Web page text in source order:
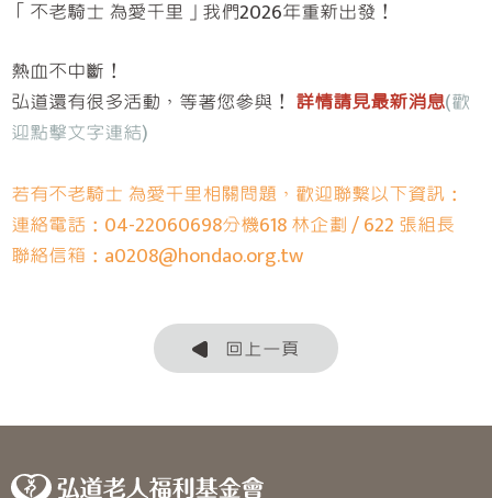
「不老騎士 為愛千里」我們2026年重新出發！
熱血不中斷！
弘道還有很多活動，等著您參與！ 詳情請見最新消息(歡
迎點擊文字連結)
若有不老騎士 為愛千里相關問題，歡迎聯繫以下資訊：
連絡電話：04-22060698分機618 林企劃 / 622 張組長
聯絡信箱：a0208@hondao.org.tw
回上一頁